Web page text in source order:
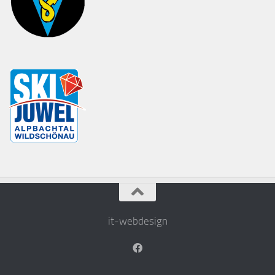
it-webdesign